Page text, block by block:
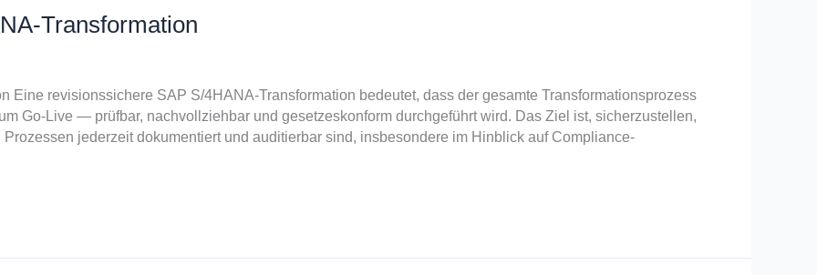
Transformation
Eine revisionssichere SAP S/4HANA-Transformation bedeutet, dass der gesamte Transformationsprozess
Go-Live — prüfbar, nachvollziehbar und gesetzeskonform durchgeführt wird. Das Ziel ist, sicherzustellen,
jederzeit dokumentiert und auditierbar sind, insbesondere im Hinblick auf Compliance-